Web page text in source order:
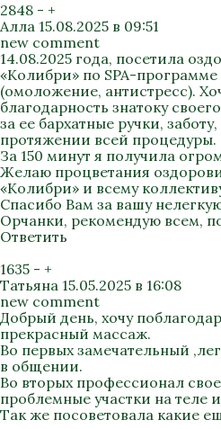
2848 - +
Алла 15.08.2025 в 09:51
new comment
14.08.2025 года, посетила
«Колибри» по SPA-программе
(омоложение, антистресс).
благодарность знатоку
за ее бархатные ручки,
протяжении всей процедуры.
За 150 минут я получила
Желаю процветания
«Колибри» и всему
Спасибо Вам за вашу
Орчанки, рекомендую всем,
Ответить
1635 - +
Татьяна 15.05.2025 в 16:08
new comment
Добрый день, хочу
прекрасный массаж.
Во первых замечательный
в общении.
Во вторых профессионал
проблемные участки на теле
Так же посоветовала какие